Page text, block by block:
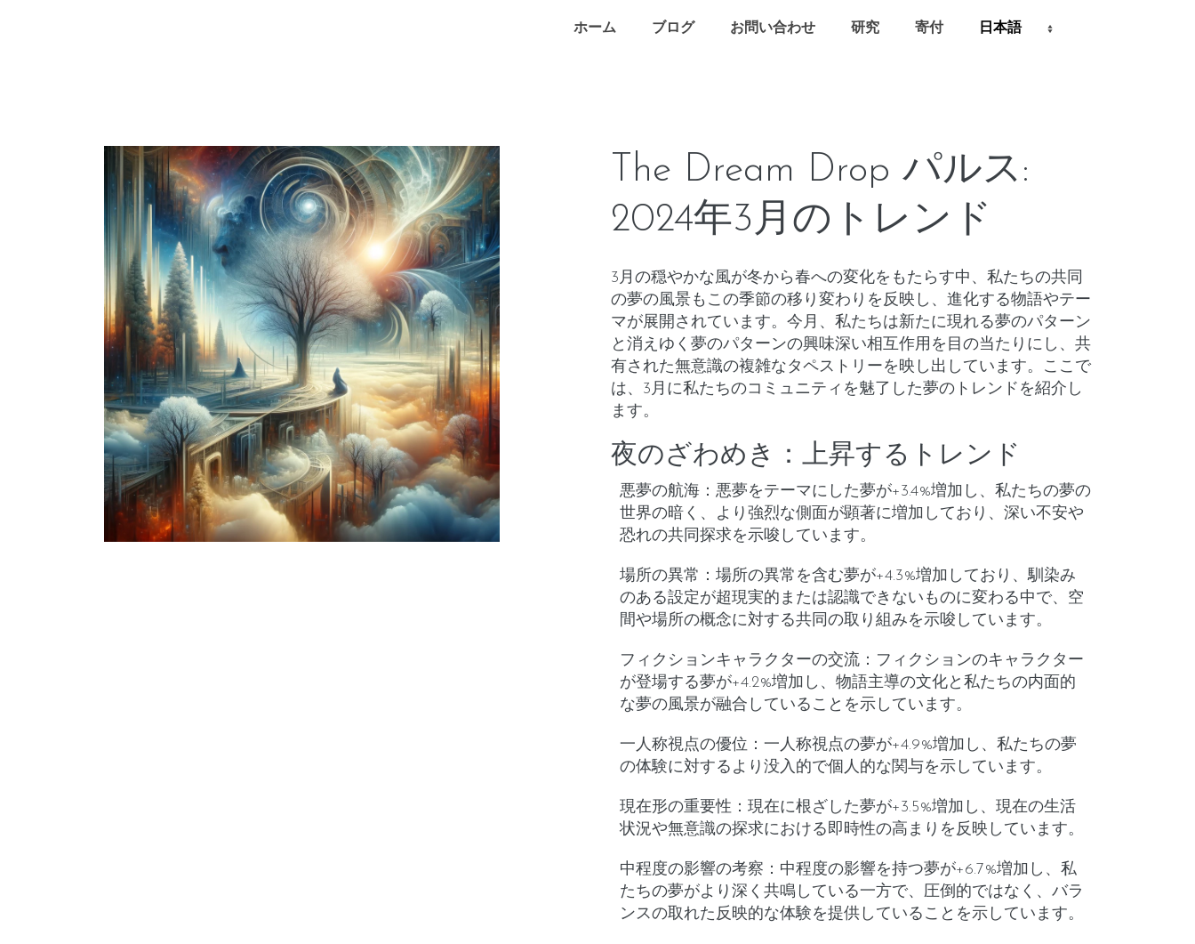
ホーム ブログ お問い合わせ 研究 寄付
The Dream Drop パルス:
2024年3月のトレンド
3月の穏やかな風が冬から春への変化をもたらす中、私たちの共同
の夢の風景もこの季節の移り変わりを反映し、進化する物語やテー
マが展開されています。今月、私たちは新たに現れる夢のパターン
と消えゆく夢のパターンの興味深い相互作用を目の当たりにし、共
有された無意識の複雑なタペストリーを映し出しています。ここで
は、3月に私たちのコミュニティを魅了した夢のトレンドを紹介し
ます。
夜のざわめき：上昇するトレンド
悪夢の航海 ：悪夢をテーマにした夢が+3.4%増加し、私たちの夢の
世界の暗く、より強烈な側面が顕著に増加しており、深い不安や
恐れの共同探求を示唆しています。
場所の異常 ：場所の異常を含む夢が+4.3%増加しており、馴染み
のある設定が超現実的または認識できないものに変わる中で、空
間や場所の概念に対する共同の取り組みを示唆しています。
フィクションキャラクターの交流 ：フィクションのキャラクター
が登場する夢が+4.2%増加し、物語主導の文化と私たちの内面的
な夢の風景が融合していることを示しています。
一人称視点の優位 ：一人称視点の夢が+4.9%増加し、私たちの夢
の体験に対するより没入的で個人的な関与を示しています。
現在形の重要性 ：現在に根ざした夢が+3.5%増加し、現在の生活
状況や無意識の探求における即時性の高まりを反映しています。
中程度の影響の考察 ：中程度の影響を持つ夢が+6.7%増加し、私
たちの夢がより深く共鳴している一方で、圧倒的ではなく、バラ
ンスの取れた反映的な体験を提供していることを示しています。